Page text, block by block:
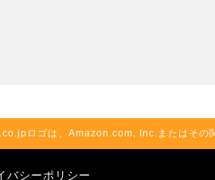
ロゴは、Amazon.com, Inc.またはその
バシーポリシー